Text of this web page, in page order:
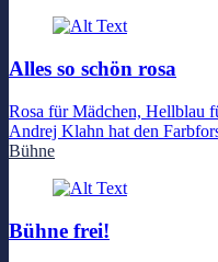
Alles so schön rosa
Rosa für Mädchen, Hellblau
Andrej Klahn hat den
Bühne
Bühne frei!